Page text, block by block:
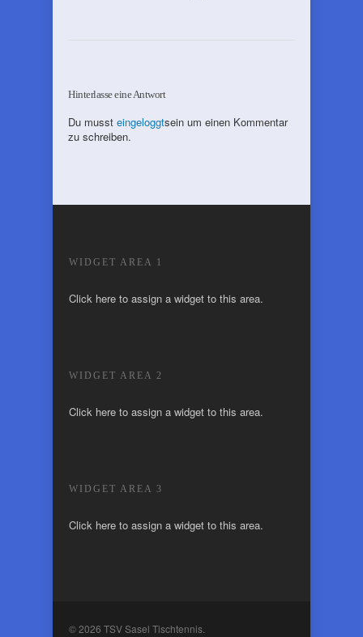
Hinterlasse eine Antwort
Du musst eingeloggtsein um einen Kommentar
zu schreiben.
WIDGET AREA 1
Click here to assign a widget to this area.
WIDGET AREA 2
Click here to assign a widget to this area.
WIDGET AREA 3
Click here to assign a widget to this area.
© 2026 TSV Sasel Tischtennis.